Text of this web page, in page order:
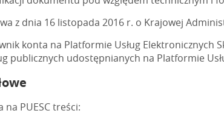
z dnia 16 listopada 2016 r. o Krajowej
konta na Platformie Usług Elektronicznych
publicznych udostępnianych na Platformie
PUESC treści: